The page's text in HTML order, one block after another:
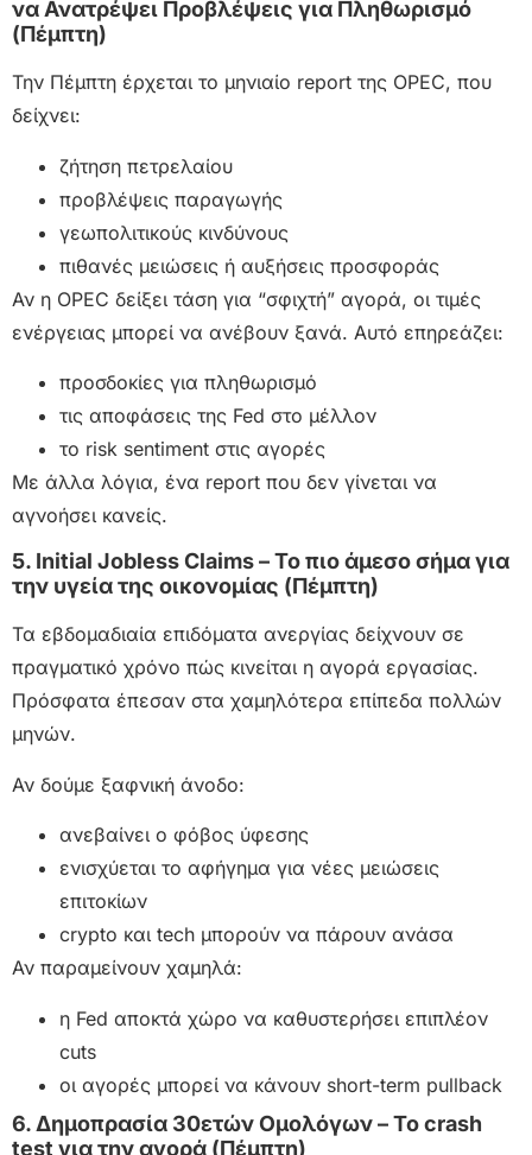
να Ανατρέψει Προβλέψεις για Πληθωρισμό
(Πέμπτη)
Την Πέμπτη έρχεται το μηνιαίο report της OPEC, που
δείχνει:
ζήτηση πετρελαίου
προβλέψεις παραγωγής
γεωπολιτικούς κινδύνους
πιθανές μειώσεις ή αυξήσεις προσφοράς
Αν η OPEC δείξει τάση για “σφιχτή” αγορά, οι τιμές
ενέργειας μπορεί να ανέβουν ξανά. Αυτό επηρεάζει:
προσδοκίες για πληθωρισμό
τις αποφάσεις της Fed στο μέλλον
το risk sentiment στις αγορές
Με άλλα λόγια, ένα report που δεν γίνεται να
αγνοήσει κανείς.
5. Initial Jobless Claims – Το πιο άμεσο σήμα για
την υγεία της οικονομίας (Πέμπτη)
Τα εβδομαδιαία επιδόματα ανεργίας δείχνουν σε
πραγματικό χρόνο πώς κινείται η αγορά εργασίας.
Πρόσφατα έπεσαν στα χαμηλότερα επίπεδα πολλών
μηνών.
Αν δούμε ξαφνική άνοδο:
ανεβαίνει ο φόβος ύφεσης
ενισχύεται το αφήγημα για νέες μειώσεις
επιτοκίων
crypto και tech μπορούν να πάρουν ανάσα
Αν παραμείνουν χαμηλά:
η Fed αποκτά χώρο να καθυστερήσει επιπλέον
cuts
οι αγορές μπορεί να κάνουν short-term pullback
6. Δημοπρασία 30ετών Ομολόγων – Το crash
test για την αγορά (Πέμπτη)